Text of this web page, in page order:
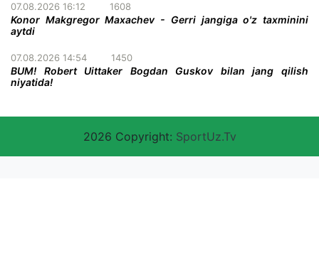
07.08.2026 16:12 1608
Konor Makgregor Maxachev - Gerri jangiga o'z taxminini
aytdi
07.08.2026 14:54 1450
BUM! Robert Uittaker Bogdan Guskov bilan jang qilish
niyatida!
2026 Copyright: SportUz.Tv